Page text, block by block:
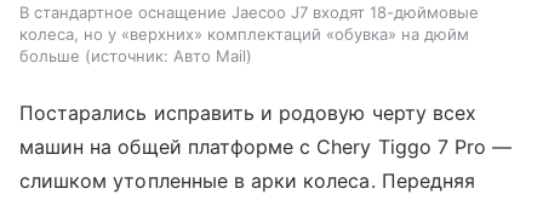
В стандартное оснащение Jaecoo J7 входят 18-дюймовые
колеса, но у «верхних» комплектаций «обувка» на дюйм
больше
источник: Авто Mail
Постарались исправить и родовую черту всех
машин на общей платформе с Chery Tiggo 7 Pro —
слишком утопленные в арки колеса. Передняя